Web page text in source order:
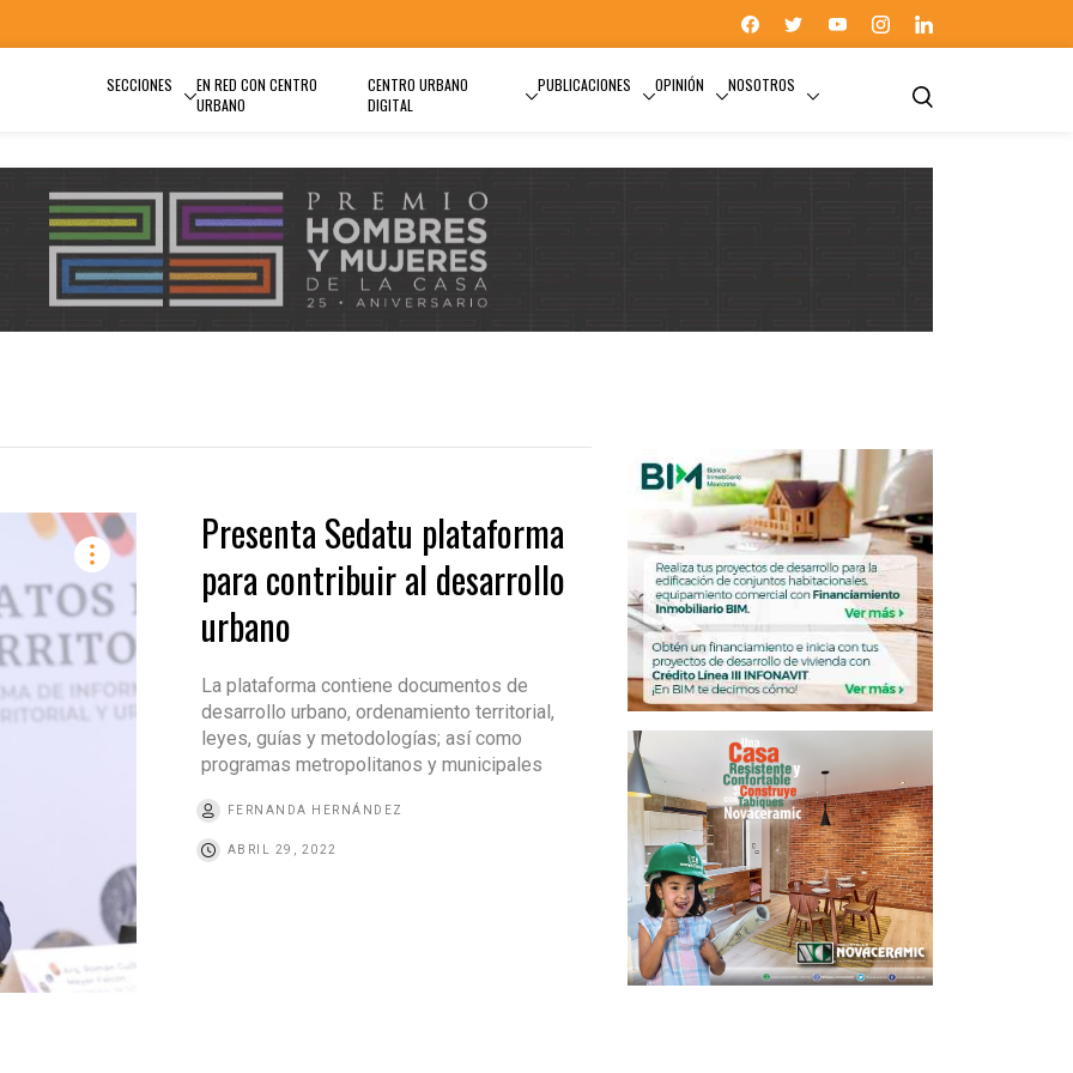
SECCIONES
EN RED CON CENTRO
URBANO
CENTRO URBANO
DIGITAL
PUBLICACIONES OPINIÓN NOSOTROS
Presenta Sedatu plataforma
para contribuir al desarrollo
urbano
La plataforma contiene documentos de
desarrollo urbano, ordenamiento territorial,
leyes, guías y metodologías; así como
programas metropolitanos y municipales
FERNANDA HERNÁNDEZ
ABRIL 29, 2022